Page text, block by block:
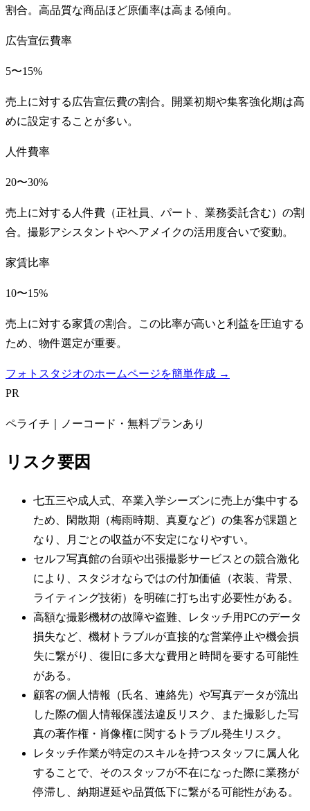
割合。高品質な商品ほど原価率は高まる傾向。
広告宣伝費率
5〜15%
売上に対する広告宣伝費の割合。開業初期や集客強化期は高
めに設定することが多い。
人件費率
20〜30%
売上に対する人件費（正社員、パート、業務委託含む）の割
合。撮影アシスタントやヘアメイクの活用度合いで変動。
家賃比率
10〜15%
売上に対する家賃の割合。この比率が高いと利益を圧迫する
ため、物件選定が重要。
フォトスタジオのホームページを簡単作成 →
PR
ペライチ｜ノーコード・無料プランあり
リスク要因
七五三や成人式、卒業入学シーズンに売上が集中する
ため、閑散期（梅雨時期、真夏など）の集客が課題と
なり、月ごとの収益が不安定になりやすい。
セルフ写真館の台頭や出張撮影サービスとの競合激化
により、スタジオならではの付加価値（衣装、背景、
ライティング技術）を明確に打ち出す必要性がある。
高額な撮影機材の故障や盗難、レタッチ用PCのデータ
損失など、機材トラブルが直接的な営業停止や機会損
失に繋がり、復旧に多大な費用と時間を要する可能性
がある。
顧客の個人情報（氏名、連絡先）や写真データが流出
した際の個人情報保護法違反リスク、また撮影した写
真の著作権・肖像権に関するトラブル発生リスク。
レタッチ作業が特定のスキルを持つスタッフに属人化
することで、そのスタッフが不在になった際に業務が
停滞し、納期遅延や品質低下に繋がる可能性がある。